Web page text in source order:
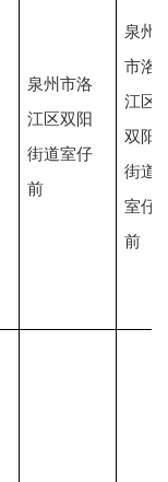
泉州市洛
江区双阳
街道室仔
前
泉州
市洛
江区
双阳
街道
室仔
前